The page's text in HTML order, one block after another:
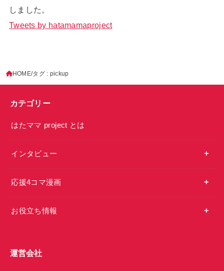
しました。
Tweets by hatamamaproject
HOME タグ : pickup
カテゴリー
はたママ project とは
インタビュー
応援4コマ漫画
お役立ち情報
運営会社